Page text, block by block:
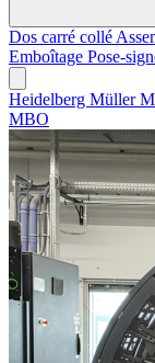
Dos carré collé
Emboîtage Pose-
Heidelberg Müller
MBO